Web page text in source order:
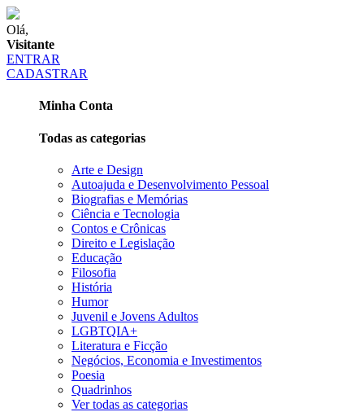
Olá,
Visitante
ENTRAR
CADASTRAR
Minha Conta
Todas as categorias
Arte e Design
Autoajuda e Desenvolvimento Pessoal
Biografias e Memórias
Ciência e Tecnologia
Contos e Crônicas
Direito e Legislação
Educação
Filosofia
História
Humor
Juvenil e Jovens Adultos
LGBTQIA+
Literatura e Ficção
Negócios, Economia e Investimentos
Poesia
Quadrinhos
Ver todas as categorias